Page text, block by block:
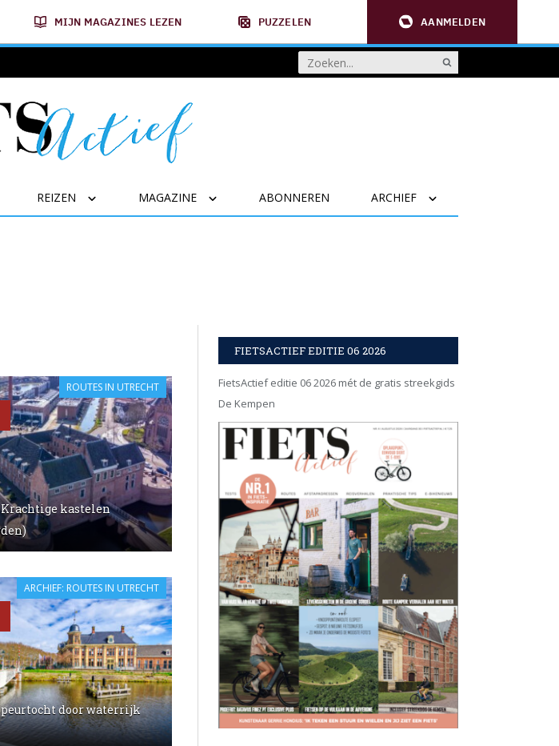
MIJN MAGAZINES LEZEN PUZZELEN AANMELDEN
REIZEN MAGAZINE ABONNEREN ARCHIEF
Krachtige kastelen
ROUTES IN UTRECHT
door waterrijk
ARCHIEF: ROUTES IN UTRECHT
FIETSACTIEF EDITIE 06 2026
FietsActief editie 06 2026 mét de gratis streekgids
De Kempen